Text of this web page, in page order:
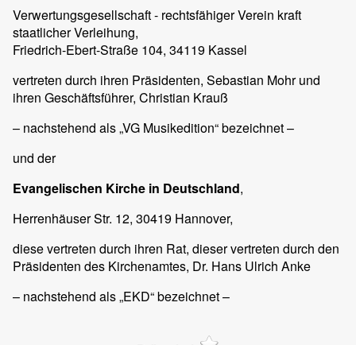
Verwertungsgesellschaft - rechtsfähiger Verein kraft
staatlicher Verleihung,
Friedrich-Ebert-Straße 104, 34119 Kassel
vertreten durch ihren Präsidenten, Sebastian Mohr und
ihren Geschäftsführer, Christian Krauß
– nachstehend als „VG Musikedition“ bezeichnet –
und der
Evangelischen Kirche in Deutschland,
Herrenhäuser Str. 12, 30419 Hannover,
diese vertreten durch ihren Rat, dieser vertreten durch den
Präsidenten des Kirchenamtes, Dr. Hans Ulrich Anke
– nachstehend als „EKD“ bezeichnet –